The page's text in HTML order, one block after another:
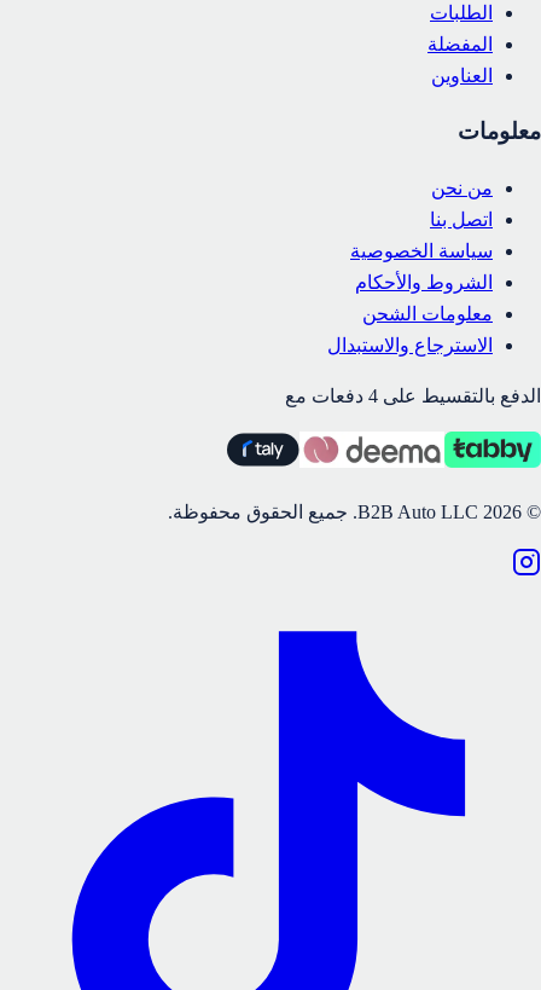
الطلبات
المفضلة
العناوين
معلومات
من نحن
اتصل بنا
سياسة الخصوصية
الشروط والأحكام
معلومات الشحن
الاسترجاع والاستبدال
الدفع بالتقسيط على 4 دفعات مع
©
2026 جميع الحقوق محفوظة.